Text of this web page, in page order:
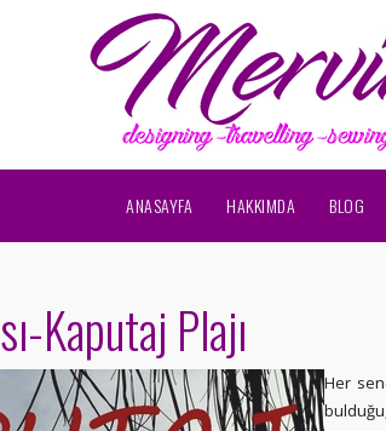
ANASAYFA HAKKIMDA BLOG
Kaputaj Plajı
Her